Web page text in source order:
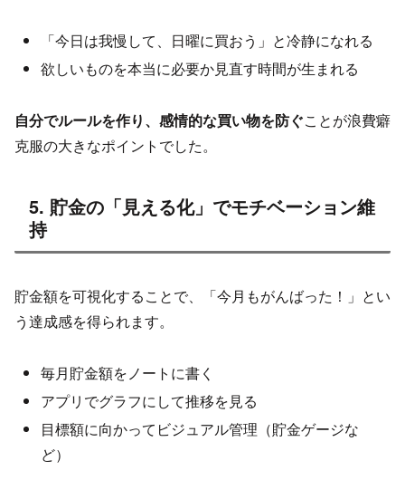
「今日は我慢して、日曜に買おう」と冷静になれる
欲しいものを本当に必要か見直す時間が生まれる
自分でルールを作り、感情的な買い物を防ぐことが浪費癖
克服の大きなポイントでした。
5. 貯金の「見える化」でモチベーション維
持
貯金額を可視化することで、「今月もがんばった！」とい
う達成感を得られます。
毎月貯金額をノートに書く
アプリでグラフにして推移を見る
目標額に向かってビジュアル管理（貯金ゲージな
ど）